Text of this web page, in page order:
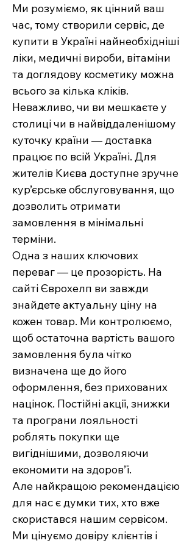
Ми розуміємо, як цінний ваш
час, тому створили сервіс, де
купити в Україні найнеобхідніші
ліки, медичні вироби, вітаміни
та доглядову косметику можна
всього за кілька кліків.
Неважливо, чи ви мешкаєте у
столиці чи в найвіддаленішому
куточку країни — доставка
працює по всій Україні. Для
жителів Києва доступне зручне
кур’єрське обслуговування, що
дозволить отримати
замовлення в мінімальні
терміни.
Одна з наших ключових
переваг — це прозорість. На
сайті Єврохелп ви завжди
знайдете актуальну ціну на
кожен товар. Ми контролюємо,
щоб остаточна вартість вашого
замовлення була чітко
визначена ще до його
оформлення, без прихованих
націнок. Постійні акції, знижки
та програни лояльності
роблять покупки ще
вигіднішими, дозволяючи
економити на здоров’ї.
Але найкращою рекомендацією
для нас є думки тих, хто вже
скористався нашим сервісом.
Ми цінуємо довіру клієнтів і